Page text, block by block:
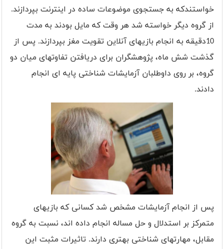
خواستندکه به جستجوی موضوعات ساده در اینترنت بپردازند.
از گروه دیگر خواسته شد هر وقت که مایل بودند به مدت
10دقیقه به انجام بازیهای آنلاین تقویت مغز بپردازند. پس از
گذشت شش ماه، پژوهشگران برای دریافتن تفاوتهای میان دو
گروه، بر روی داوطلبان آزمایشات شناختی پایه ای انجام
دادند.
پس از انجام آزمایشات مشخص شد کسانی که بازیهای
متمرکز بر استدلال و حل مساله انجام داده اند، نسبت به گروه
مقابل، مهارتهای شناختی بهتری دارند. تاثیرات مثبت این